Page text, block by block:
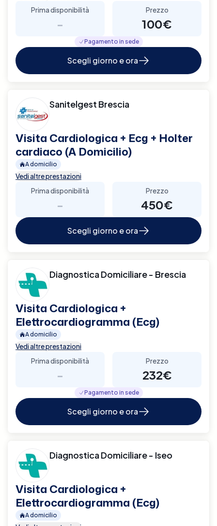
Prima disponibilità
-
Prezzo
100€
Pagamento in sede
Scegli giorno e ora
Sanitelgest Brescia
Visita Cardiologica + Ecg + Holter
cardiaco (A Domicilio)
A domicilio
Vedi altre prestazioni
Prima disponibilità
-
Prezzo
450€
Scegli giorno e ora
Diagnostica Domiciliare - Brescia
Visita Cardiologica +
Elettrocardiogramma (Ecg)
A domicilio
Vedi altre prestazioni
Prima disponibilità
-
Prezzo
232€
Pagamento in sede
Scegli giorno e ora
Diagnostica Domiciliare - Iseo
Visita Cardiologica +
Elettrocardiogramma (Ecg)
A domicilio